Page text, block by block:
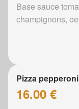
Base sauce
champignons,
Pizza pepperoni
16.00 €